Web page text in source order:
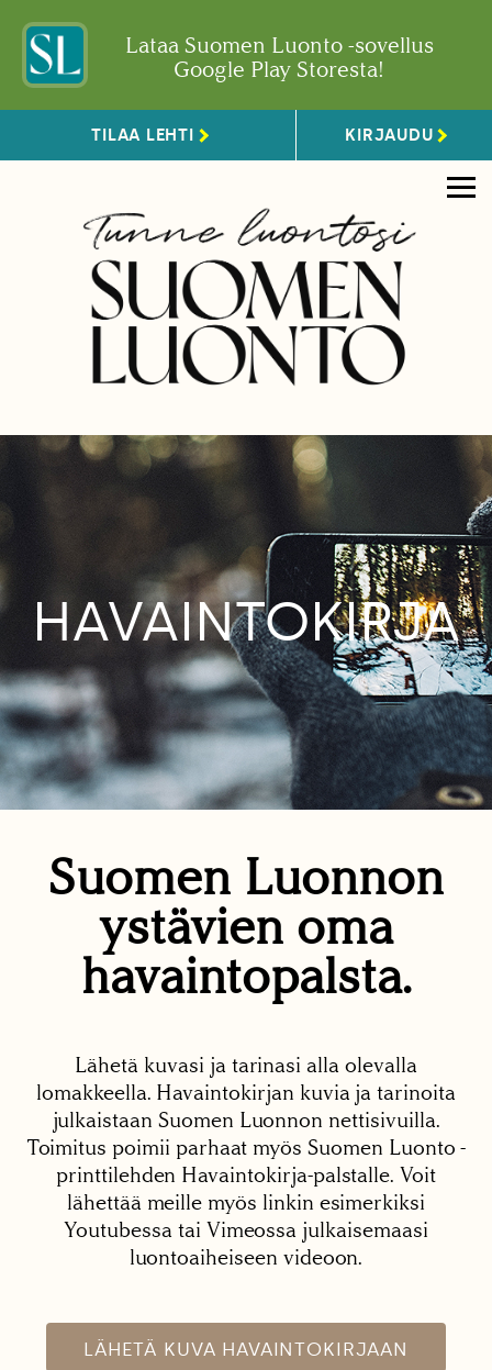
Lataa Suomen Luonto -sovellus
Google Play Storesta!
TILAA LEHTI KIRJAUDU
HAVAINTOKIRJA
Suomen Luonnon
ystävien oma
havaintopalsta.
Lähetä kuvasi ja tarinasi alla olevalla
lomakkeella. Havaintokirjan kuvia ja tarinoita
julkaistaan Suomen Luonnon nettisivuilla.
Toimitus poimii parhaat myös Suomen Luonto -
printtilehden Havaintokirja-palstalle. Voit
lähettää meille myös linkin esimerkiksi
Youtubessa tai Vimeossa julkaisemaasi
luontoaiheiseen videoon.
LÄHETÄ KUVA HAVAINTOKIRJAAN